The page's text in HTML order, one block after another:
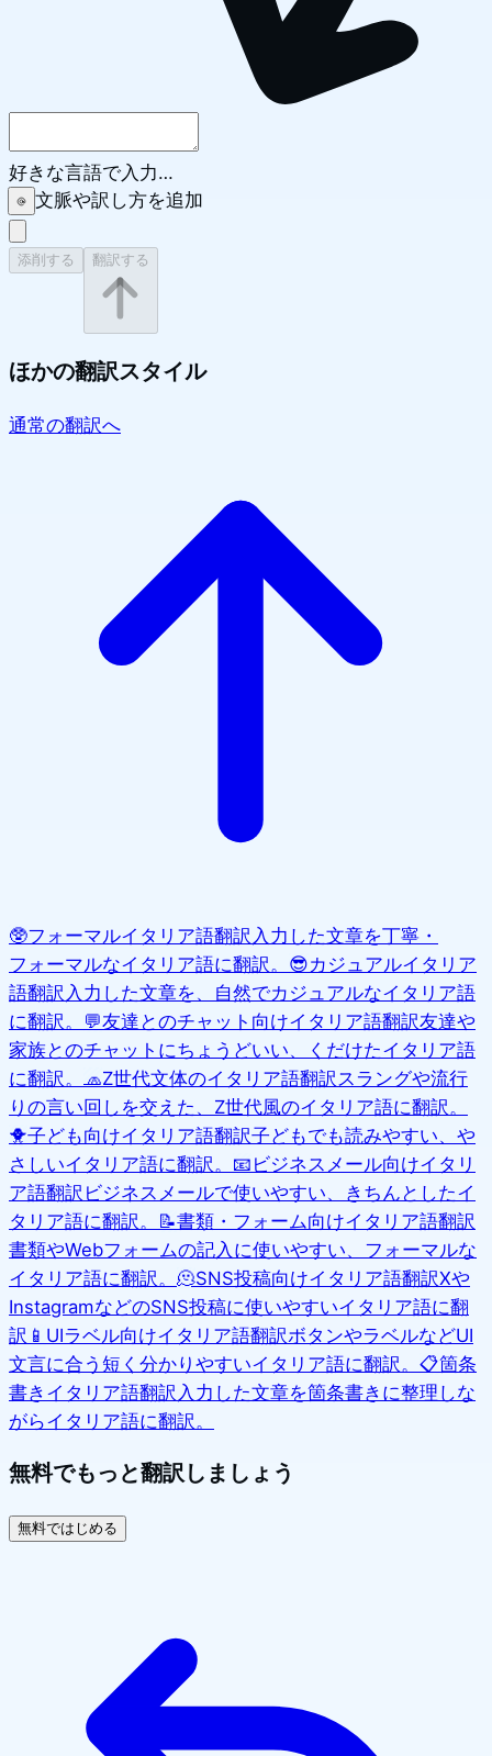
好きな言語で入力…
文脈や訳し方を追加
添削する 翻訳する
ほかの翻訳スタイル
通常の翻訳へ
🥸フォーマルイタリア語翻訳 入力した文章を丁寧・
フォーマルなイタリア語に翻訳。 😎カジュアルイタリア
語翻訳 入力した文章を、自然でカジュアルなイタリア語
に翻訳。 💬友達とのチャット向けイタリア語翻訳友達や
家族とのチャットにちょうどいい、くだけたイタリア語
に翻訳。
🧢Z世代文体のイタリア語翻訳 スラングや流行
りの言い回しを交えた、Z世代風のイタリア語に翻訳。
🐥子ども向けイタリア語翻訳子どもでも読みやすい、や
さしいイタリア語に翻訳。 📧 ビジネスメール向けイタリ
ア語翻訳 ビジネスメールで使いやすい、きちんとしたイ
タリア語に翻訳。 📝書類・フォーム向けイタリア語翻訳
書類やWebフォームの記入に使いやすい、フォーマルな
イタリア語に翻訳。 🫠SNS投稿向けイタリア語翻訳Xや
InstagramなどのSNS投稿に使いやすいイタリア語に翻
訳 📱 UIラベル向けイタリア語翻訳ボタンやラベルなどUI
文言に合う短く分かりやすいイタリア語に翻訳。 📋箇条
書きイタリア語翻訳 入力した文章を箇条書きに整理しな
がらイタリア語に翻訳。
無料でもっと翻訳しましょう
無料ではじめる